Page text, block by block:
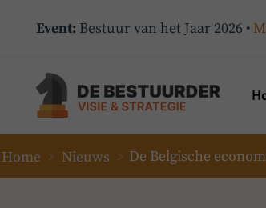
Event: Bestuur van het Jaar 2026 •
Home > Nieuws > De Belgische